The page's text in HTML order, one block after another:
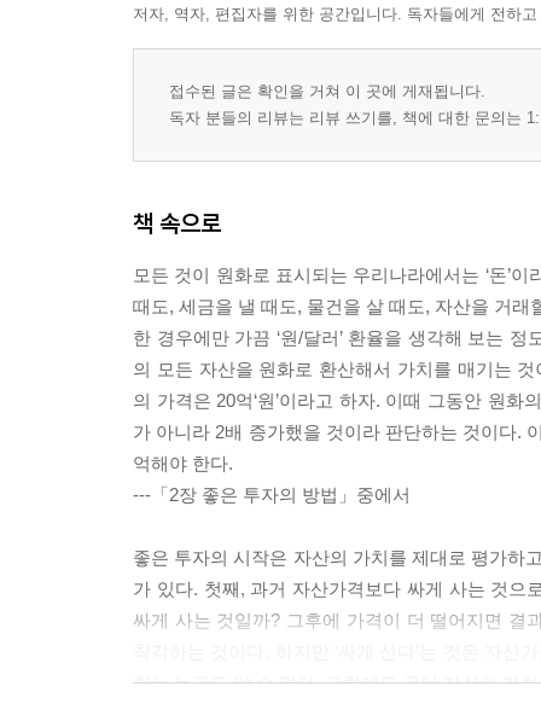
저자, 역자, 편집자를 위한 공간입니다. 독자들에게 전하
접수된 글은 확인을 거쳐 이 곳에 게재됩니다.
독자 분들의 리뷰는 리뷰 쓰기를, 책에 대한 문의는
책 속으로
모든 것이 원화로 표시되는 우리나라에서는 ‘돈’
때도, 세금을 낼 때도, 물건을 살 때도, 자산을 거
한 경우에만 가끔 ‘원/달러’ 환율을 생각해 보는
의 모든 자산을 원화로 환산해서 가치를 매기는
의 가격은 20억‘원’이라고 하자. 이때 그동안 원
가 아니라 2배 증가했을 것이라 판단하는 것이다.
억해야 한다.
---「2장 좋은 투자의 방법」중에서
좋은 투자의 시작은 자산의 가치를 제대로 평가하
가 있다. 첫째, 과거 자산가격보다 싸게 사는 것으
싸게 사는 것일까? 그후에 가격이 더 떨어지면 결
치는 누구도 알 수 없다. 그럼에도 굳이 자산의 가